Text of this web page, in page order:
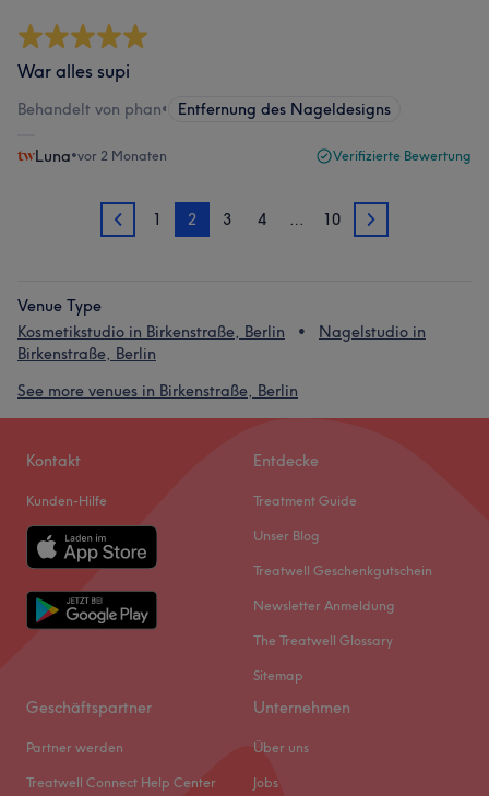
War alles supi
Behandelt von phan• Entfernung des Nageldesigns
Luna•vor 2 Monaten Verifizierte Bewertung
1 1 2 3 4 … 10 3
Venue Type
Kosmetikstudio in Birkenstraße, Berlin
Nagelstudio in
Birkenstraße, Berlin
See more venues in Birkenstraße, Berlin
Kontakt
Kunden-Hilfe
Entdecke
Treatment Guide
Unser Blog
Treatwell Geschenkgutschein
Newsletter Anmeldung
The Treatwell Glossary
Sitemap
Geschäftspartner
Partner werden
Treatwell Connect Help Center
Unternehmen
Über uns
Jobs